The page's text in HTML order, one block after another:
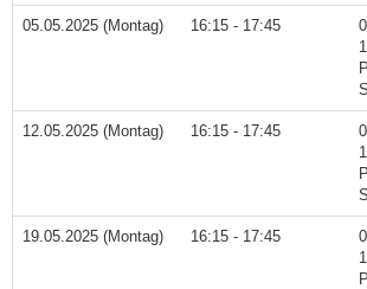
05.05.2025 (Montag) 16:15 - 17:45
12.05.2025 (Montag) 16:15 - 17:45
19.05.2025 (Montag) 16:15 - 17:45